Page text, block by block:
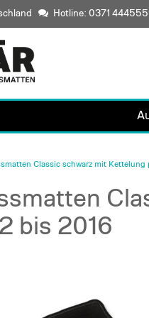
Hotline: 0371
Classic schwarz mit
bis 2016